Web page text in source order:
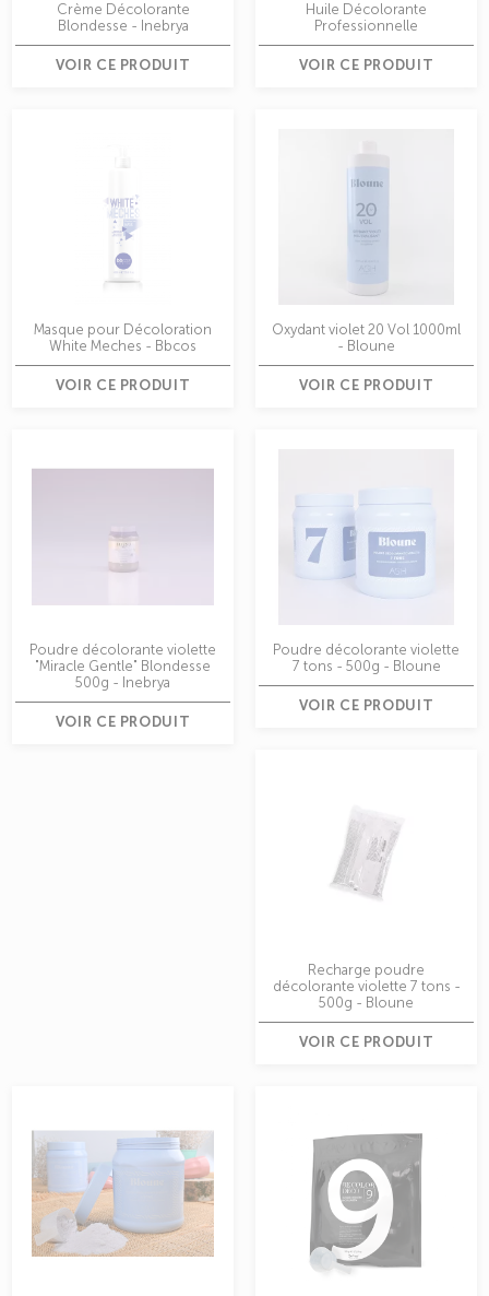
Crème Décolorante
Blondesse - Inebrya
VOIR CE PRODUIT
Huile Décolorante
Professionnelle
VOIR CE PRODUIT
Masque pour Décoloration
White Meches - Bbcos
VOIR CE PRODUIT
Oxydant violet 20 Vol 1000ml
- Bloune
VOIR CE PRODUIT
Poudre décolorante violette
"Miracle Gentle" Blondesse
500g - Inebrya
VOIR CE PRODUIT
Poudre décolorante violette
7 tons - 500g - Bloune
VOIR CE PRODUIT
Recharge poudre
décolorante violette 7 tons -
500g - Bloune
VOIR CE PRODUIT